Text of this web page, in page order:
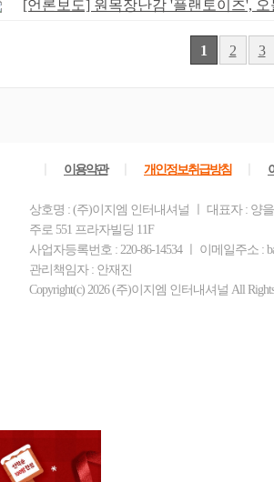
[언론보도] 원목장난감 '플랜토이즈', 오
1 2 3
이용약관 개인정보취급방침
상호명 : (주)이지엠 인터내셔널 ㅣ 대표자 : 양
주로 551 프라자빌딩 11F
사업자등록번호 : 220-86-14534 ㅣ 이메일주소 :
관리책임자 : 안재진
Copyright(c) 2026 (주)이지엠 인터내셔널 All Rights